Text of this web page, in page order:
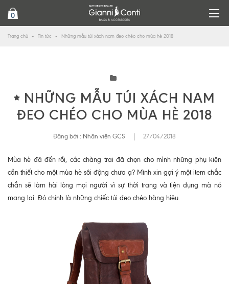
0
Trang chủ Tin tức Những mẫu túi xách nam đeo chéo cho mùa hè 2018
NHỮNG MẪU TÚI XÁCH NAM
ĐEO CHÉO CHO MÙA HÈ 2018
Đăng bởi : Nhân viên GCS 27/04/2018
Mùa hè đã đến rồi, các chàng trai đã chọn cho mình những phụ kiện
cần thiết cho một mùa hè sôi động chưa ạ? Mình xin gợi ý một item chắc
chắn sẽ làm hài lòng mọi người vì sự thời trang và tiện dụng mà nó
mang lại. Đó chính là những chiếc túi đeo chéo hàng hiệu.